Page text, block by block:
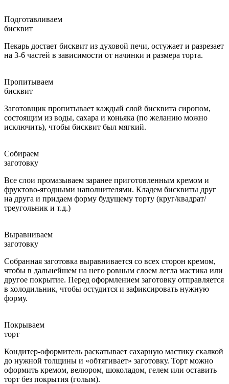
Подготавливаем
бисквит
Пекарь достает бисквит из духовой печи, остужает и разрезает
на 3-6 частей в зависимости от начинки и размера торта.
Пропитываем
бисквит
Заготовщик пропитывает каждый слой бисквита сиропом,
состоящим из воды, сахара и коньяка (по желанию можно
исключить), чтобы бисквит был мягкий.
Собираем
заготовку
Все слои промазываем заранее приготовленным кремом и
фруктово-ягодными наполнителями. Кладем бисквиты друг
на друга и придаем форму будущему торту (круг/квадрат/
треугольник и т.д.)
Выравниваем
заготовку
Собранная заготовка выравнивается со всех сторон кремом,
чтобы в дальнейшем на него ровным слоем легла мастика или
другое покрытие. Перед оформлением заготовку отправляется
в холодильник, чтобы остудится и зафиксировать нужную
форму.
Покрываем
торт
Кондитер-оформитель раскатывает сахарную мастику скалкой
до нужной толщины и «обтягивает» заготовку. Торт можно
оформить кремом, велюром, шоколадом, гелем или оставить
торт без покрытия (голым).